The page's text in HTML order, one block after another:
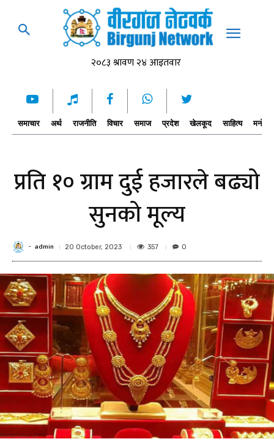
समाचार अर्थ राजनीति विचार समाज प्रदेश खेलकूद साहित्य
प्रति १० ग्राम दुई हजारले बढ्यो
सुनको मूल्य
- admin 20 October, 2023 357 0